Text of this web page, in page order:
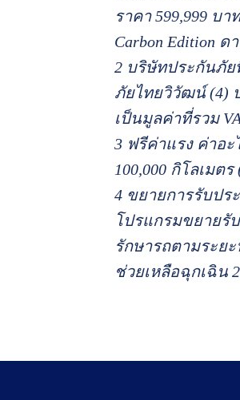
ราคา 599,999 บ
Carbon Edition
2 บริษัทประกันภัย
ภัยไทยวิวัฒน์ (4)
เป็นมูลค่าที่รวม
3 ฟรีค่าแรง ค่าอ
100,000 กิโลเมต
4 ขยายการรับปร
โปรแกรมขยายรั
รักษารถตามระย
ช่วยเหลือฉุกเฉิน